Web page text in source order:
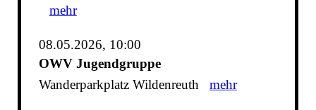
mehr
08.05.2026, 10:00
OWV Jugendgruppe
Wanderparkplatz Wildenreuth mehr